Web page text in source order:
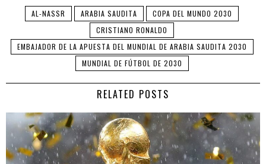
AL-NASSR ARABIA SAUDITA
COPA DEL MUNDO 2030
CRISTIANO RONALDO
EMBAJADOR DE LA APUESTA DEL MUNDIAL DE ARABIA SAUDITA 2030
MUNDIAL DE FÚTBOL DE 2030
RELATED POSTS